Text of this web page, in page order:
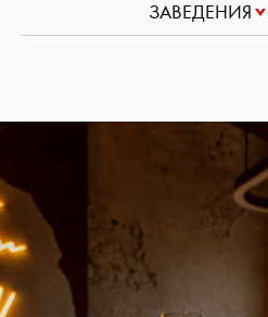
ЗАВЕДЕНИЯ